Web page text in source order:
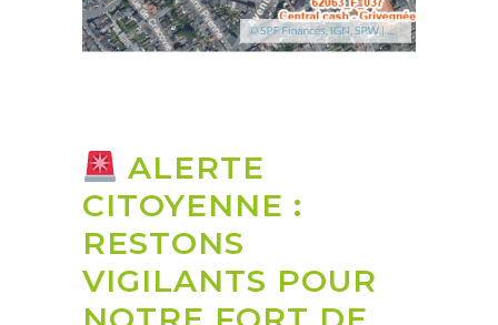
ALERTE
CITOYENNE :
RESTONS
VIGILANTS POUR